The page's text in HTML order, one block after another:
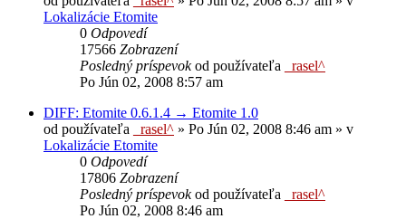
Lokalizácie Etomite
0 Odpovedí
17566 Zobrazení
Posledný príspevokod používateľa
_rasel^
Po Jún 02, 2008 8:57 am
DIFF: Etomite 0.6.1.4 → Etomite 1.0
od používateľa
_rasel^ » Po Jún 02, 2008 8:46 am » v
Lokalizácie Etomite
0 Odpovedí
17806 Zobrazení
Posledný príspevokod používateľa
_rasel^
Po Jún 02, 2008 8:46 am